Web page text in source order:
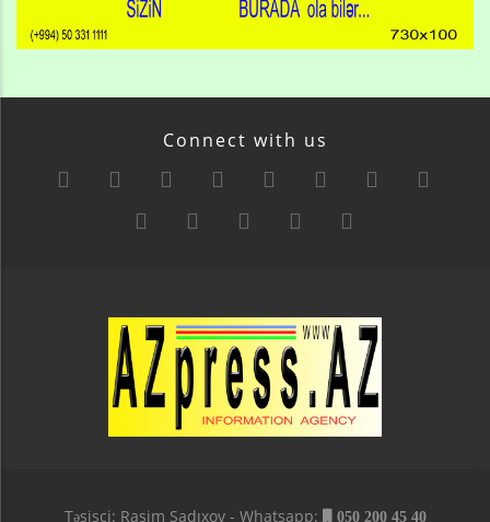
Connect with us
Təsisçi: Rasim Sadıxov - Whatsapp: 050 200 45 40